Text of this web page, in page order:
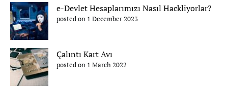
e-Devlet Hesaplarımızı Nasıl Hackliyorlar?
posted on 1 December 2023
Çalıntı Kart Avı
posted on 1 March 2022